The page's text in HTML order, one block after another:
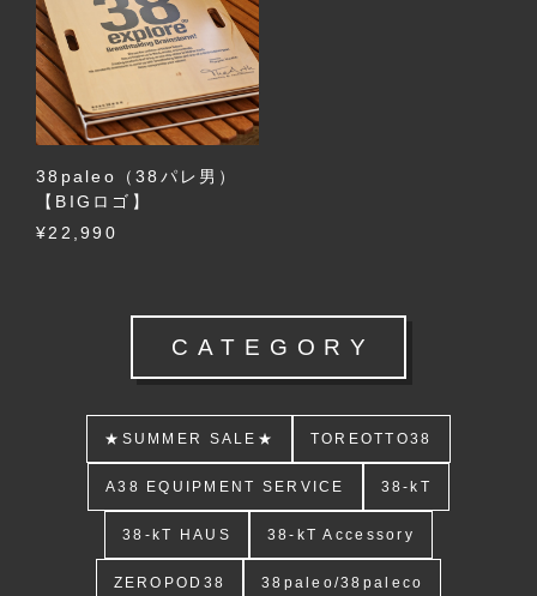
38paleo（38パレ男）
【BIGロゴ】
¥22,990
CATEGORY
★SUMMER SALE★ TOREOTTO38
A38 EQUIPMENT SERVICE 38-kT
38-kT HAUS 38-kT Accessory
ZEROPOD38 38paleo/38paleco